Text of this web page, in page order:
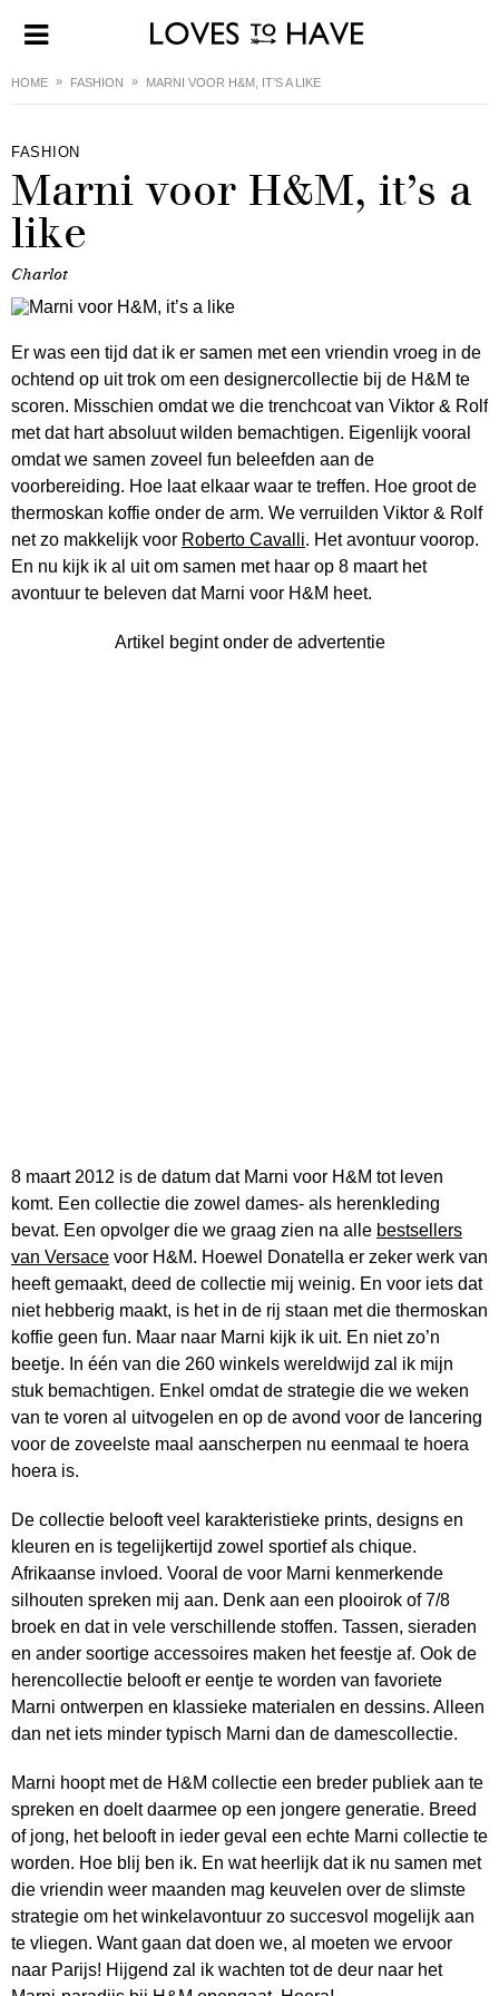
HOME FASHION MARNI VOOR H&M, IT’S A LIKE
FASHION
Marni voor H&M, it’s a
like
Charlot
Er was een tijd dat ik er samen met een vriendin vroeg in de
ochtend op uit trok om een designercollectie bij de H&M te
scoren. Misschien omdat we die trenchcoat van Viktor & Rolf
met dat hart absoluut wilden bemachtigen. Eigenlijk vooral
omdat we samen zoveel fun beleefden aan de
voorbereiding. Hoe laat elkaar waar te treffen. Hoe groot de
thermoskan koffie onder de arm. We verruilden Viktor & Rolf
net zo makkelijk voor Roberto Cavalli. Het avontuur voorop.
En nu kijk ik al uit om samen met haar op 8 maart het
avontuur te beleven dat Marni voor H&M heet.
Artikel begint onder de advertentie
8 maart 2012 is de datum dat Marni voor H&M tot leven
komt. Een collectie die zowel dames- als herenkleding
bevat. Een opvolger die we graag zien na alle bestsellers
van Versace voor H&M. Hoewel Donatella er zeker werk van
heeft gemaakt, deed de collectie mij weinig. En voor iets dat
niet hebberig maakt, is het in de rij staan met die thermoskan
koffie geen fun. Maar naar Marni kijk ik uit. En niet zo’n
beetje. In één van die 260 winkels wereldwijd zal ik mijn
stuk bemachtigen. Enkel omdat de strategie die we weken
van te voren al uitvogelen en op de avond voor de lancering
voor de zoveelste maal aanscherpen nu eenmaal te hoera
hoera is.
De collectie belooft veel karakteristieke prints, designs en
kleuren en is tegelijkertijd zowel sportief als chique.
Afrikaanse invloed. Vooral de voor Marni kenmerkende
silhouten spreken mij aan. Denk aan een plooirok of 7/8
broek en dat in vele verschillende stoffen. Tassen, sieraden
en ander soortige accessoires maken het feestje af. Ook de
herencollectie belooft er eentje te worden van favoriete
Marni ontwerpen en klassieke materialen en dessins. Alleen
dan net iets minder typisch Marni dan de damescollectie.
Marni hoopt met de H&M collectie een breder publiek aan te
spreken en doelt daarmee op een jongere generatie. Breed
of jong, het belooft in ieder geval een echte Marni collectie te
worden. Hoe blij ben ik. En wat heerlijk dat ik nu samen met
die vriendin weer maanden mag keuvelen over de slimste
strategie om het winkelavontuur zo succesvol mogelijk aan
te vliegen. Want gaan dat doen we, al moeten we ervoor
naar Parijs! Hijgend zal ik wachten tot de deur naar het